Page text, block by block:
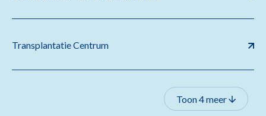
Transplantatie Centrum
Toon 4 meer